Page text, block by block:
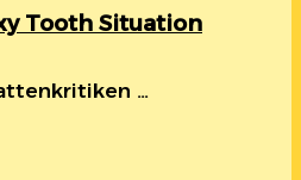
Tooth Situation
…